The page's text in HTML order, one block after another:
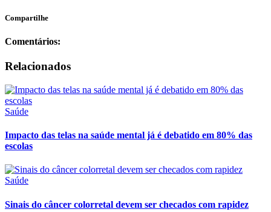
Compartilhe
Comentários:
Relacionados
Saúde
Impacto das telas na saúde mental já é debatido em 80% das
escolas
Saúde
Sinais do câncer colorretal devem ser checados com rapidez